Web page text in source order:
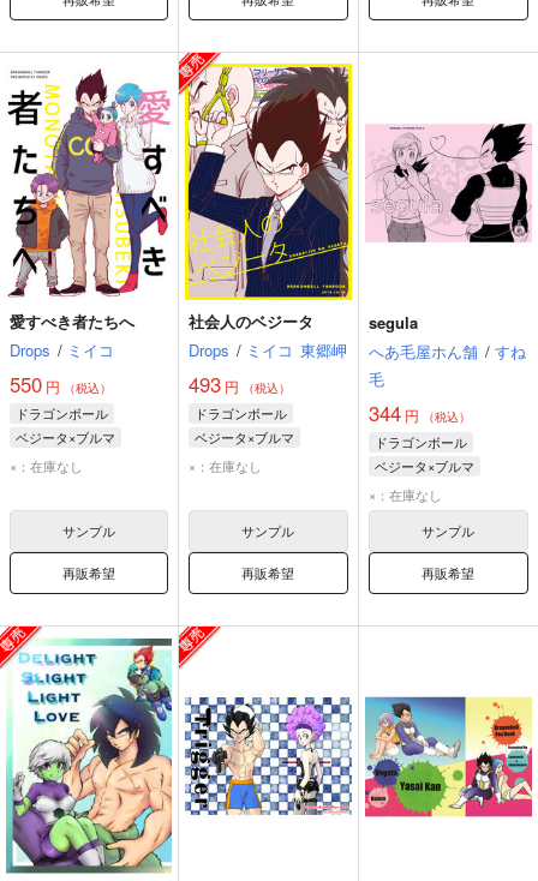
愛すべき者たちへ
Drops / ミイコ
550 円 （税込）
ドラゴンボール
ベジータ×ブルマ
ベジータ
×：在庫なし
サンプル
再販希望
社会人のベジータ
Drops / ミイコ 東郷岬
493 円 （税込）
ドラゴンボール
ベジータ×ブルマ
ベジータ
×：在庫なし
サンプル
再販希望
segula
へあ毛屋ホん舗 / すね
毛
344円 （税込）
ドラゴンボール
ベジータ×ブルマ
ベジータ
×：在庫なし
サンプル
再販希望